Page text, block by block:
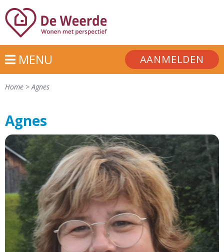
MENU AANMELDEN
Home > Agnes
Agnes